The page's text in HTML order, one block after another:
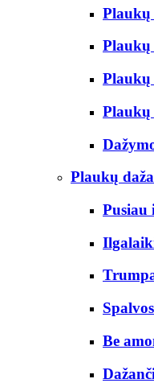
Plaukų
Plaukų
Plaukų
Plaukų
Plaukų
Pusiau
Be